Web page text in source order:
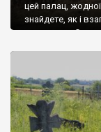
цей палац,
знайдете, як і
мешканець